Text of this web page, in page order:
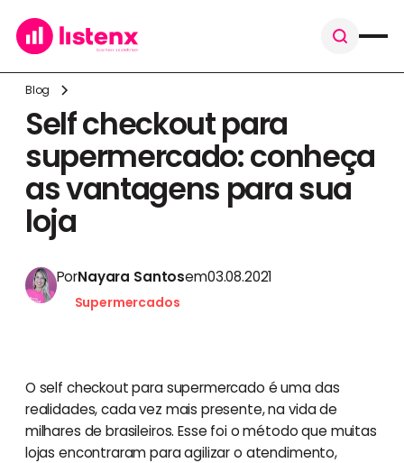
Blog
Self checkout para
supermercado: conheça
as vantagens para sua
loja
PorNayara Santosem03.08.2021
Supermercados
O self checkout para supermercado é uma das
realidades, cada vez mais presente, na vida de
milhares de brasileiros. Esse foi o método que muitas
lojas encontraram para agilizar o atendimento,